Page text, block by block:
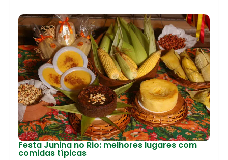
Festa Junina no Rio: melhores lugares com
comidas típicas